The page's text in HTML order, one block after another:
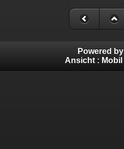
Powered by
Ansicht : Mobil